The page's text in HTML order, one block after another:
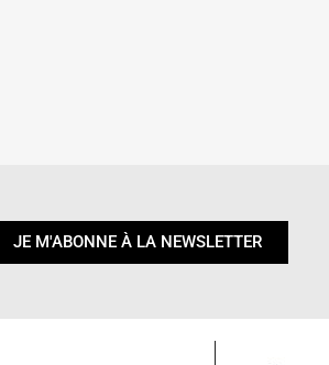
JE M'ABONNE À LA NEWSLETTER